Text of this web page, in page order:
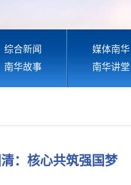
综合新闻 媒体南华
南华故事 南华讲堂
清：核心共筑强国梦